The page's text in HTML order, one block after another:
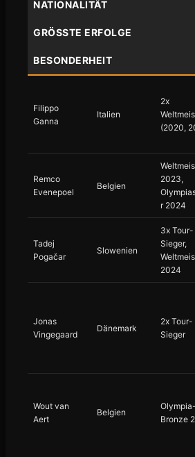
NATIONALITÄT
GRÖSSTE ERFOLGE
BESONDERHEIT
Filippo
Ganna
Italien
2x
(2020,
Remco
Evenepoel
Belgien
2023,
r 2024
Tadej
Pogačar
Slowenien
3x Tour-
Sieger,
2024
Jonas
Vingegaard
Dänemark
2x Tour-
Sieger
Wout van
Aert
Belgien
Olympia-
Bronze